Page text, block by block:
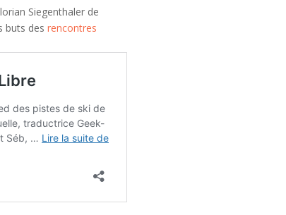
Siegenthaler de
buts desrencontres